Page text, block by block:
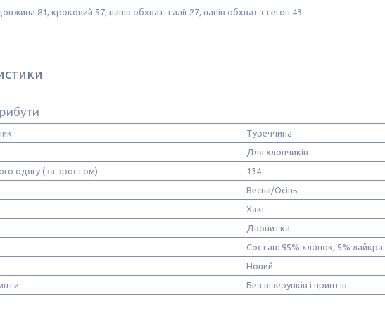
81, кроковий 57, напів обхват талії 27, напів обхват стегон 43
Туреччина
Для хлопчиків
одягу (за зростом)
134
Весна/Осінь
Хакі
Двонитка
Состав: 95% хлопок, 5% лайкра.
Новий
Без візерунків і принтів